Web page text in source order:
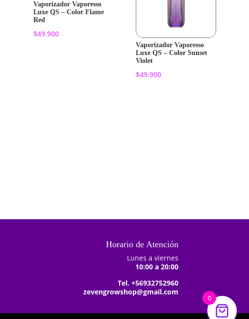
Vaporizador Vaporesso
Luxe QS – Color Flame
Red
$49.900
Vaporizador Vaporesso
Luxe QS – Color Sunset
Violet
$49.900
Horario de Atención
Lunes a viernes
10:00 a 20:00
Tel. +56932752960
zevengrowshop@gmail.com
0